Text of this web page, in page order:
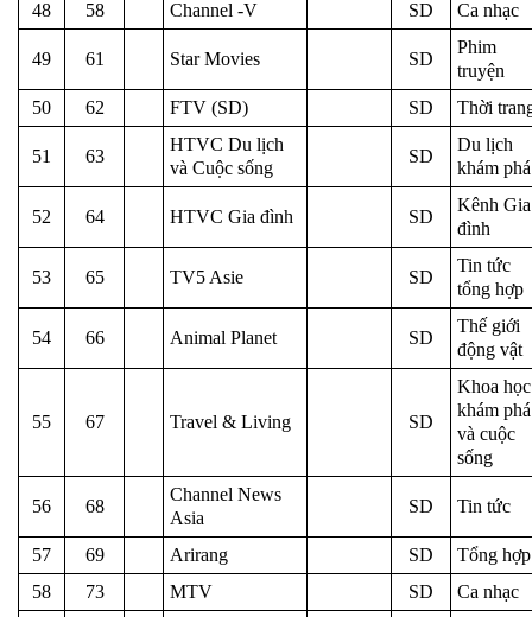
48 58 Channel -V SD Ca nhạc
49 61 Star Movies SD
Phim
truyện
50
62 FTV (SD) SD Thời
51 63
HTVC Du lịch
và Cuộc sống
SD
Du lịch
khám phá
52 64 HTVC Gia đình SD
Kênh Gia
đình
53 65 TV5 Asie SD
Tin tức
tổng hợp
54 66 Animal Planet SD
Thế giới
động vật
55 67 Travel & Living SD
Khoa học
khám phá
và cuộc
sống
56 68
Channel News
Asia
SD Tin tức
57 69 Arirang SD
Tổng hợp
58
73 MTV SD Ca nhạc